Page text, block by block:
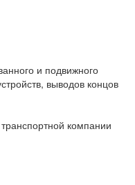
и подвижного
выводов концов
компании